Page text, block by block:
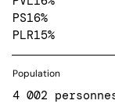
PS16%
PLR15%
Population
4 002